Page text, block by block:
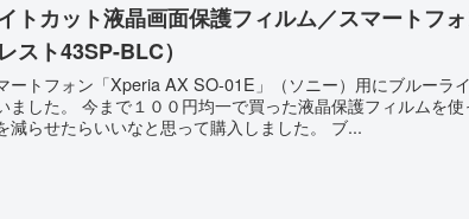
トカット液晶画面保護フィルム／スマートフ
スト43SP-BLC）
ートフォン「Xperia AX SO-01E」（ソニー）用にブルーラ
ました。 今まで１００円均一で買った液晶保護フィルムを
減らせたらいいなと思って購入しました。 ブ...